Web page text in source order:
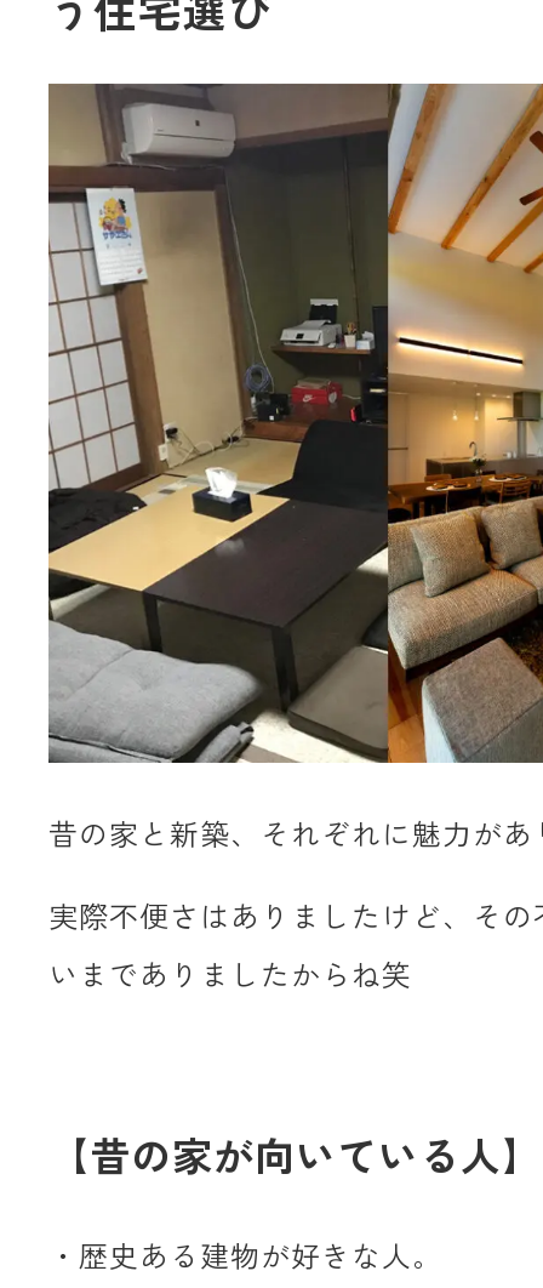
う住宅選び
昔の家と新築、それぞれに魅力があ
実際不便さはありましたけど、そ
いまでありましたからね笑
【昔の家が向いている人】
・歴史ある建物が好きな人。